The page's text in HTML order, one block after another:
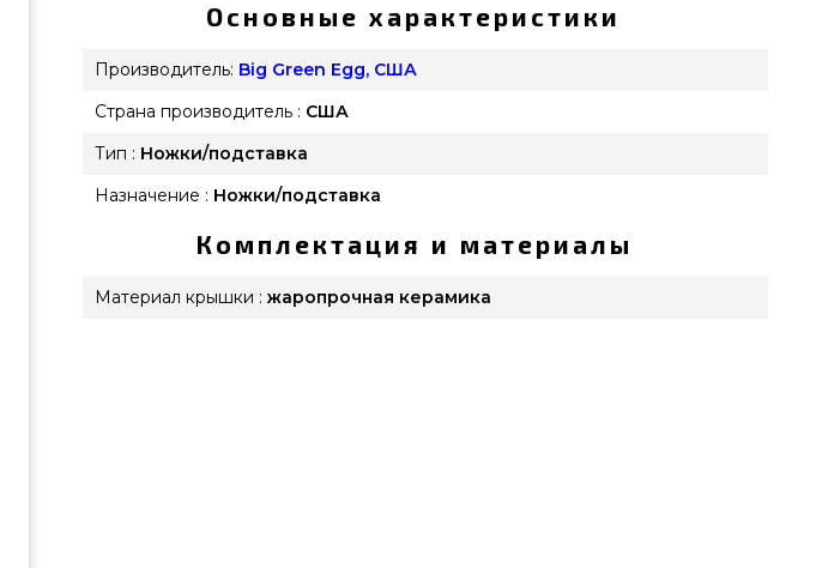
Основные характеристики
Производитель: Big Green Egg, США
Страна производитель : США
Тип : Ножки/подставка
Назначение : Ножки/подставка
Комплектация и материалы
Материал крышки : жаропрочная керамика